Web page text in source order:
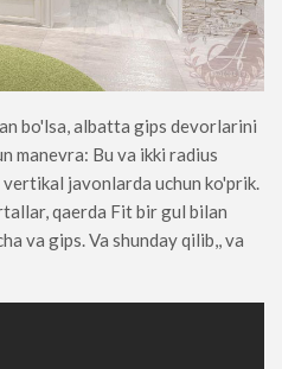
bo'lsa, albatta gips devorlarini
manevra: Bu va ikki radius
javonlarda uchun ko'prik.
qaerda Fit bir gul bilan
va gips. Va shunday qilib,, va